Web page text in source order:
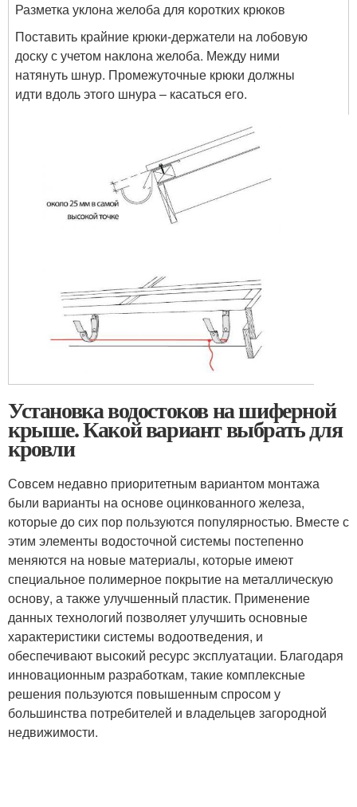
Разметка уклона желоба для коротких крюков
Поставить крайние крюки-держатели на лобовую
доску с учетом наклона желоба. Между ними
натянуть шнур. Промежуточные крюки должны
идти вдоль этого шнура – касаться его.
Установка водостоков на шиферной
крыше. Какой вариант выбрать для
кровли
Совсем недавно приоритетным вариантом монтажа
были варианты на основе оцинкованного железа,
которые до сих пор пользуются популярностью. Вместе с
этим элементы водосточной системы постепенно
меняются на новые материалы, которые имеют
специальное полимерное покрытие на металлическую
основу, а также улучшенный пластик. Применение
данных технологий позволяет улучшить основные
характеристики системы водоотведения, и
обеспечивают высокий ресурс эксплуатации. Благодаря
инновационным разработкам, такие комплексные
решения пользуются повышенным спросом у
большинства потребителей и владельцев загородной
недвижимости.